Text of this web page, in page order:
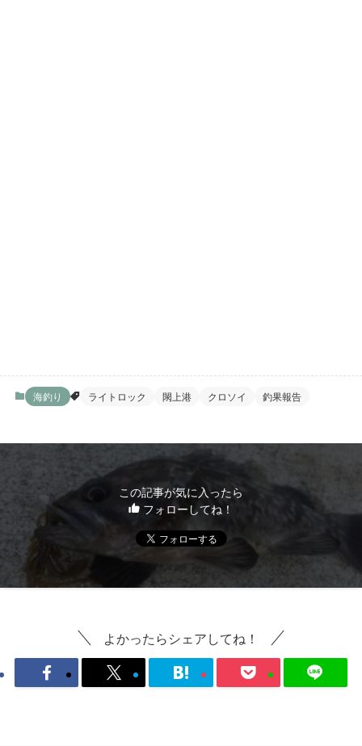
海釣り ライトロック 閖上港 クロソイ 釣果報告
この記事が気に入ったら
フォローしてね！
よかったらシェアしてね！